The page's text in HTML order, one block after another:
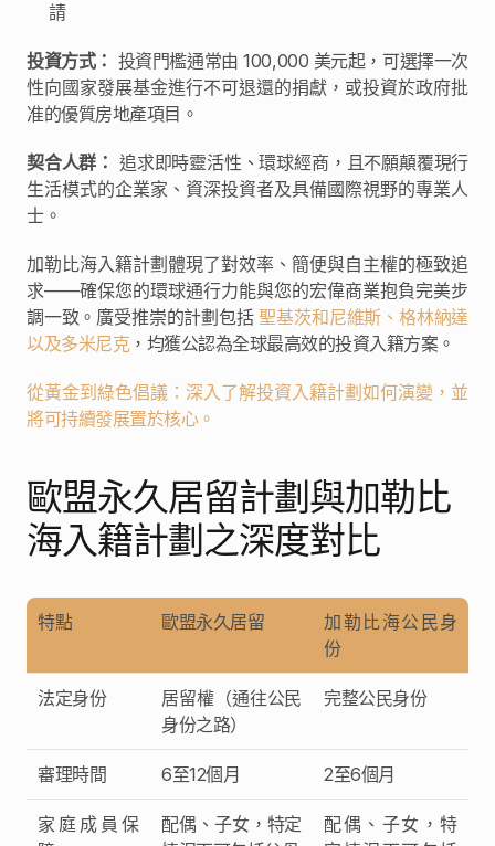
請
投資方式： 投資門檻通常由 100,000 美元起，可選擇一次
性向國家發展基金進行不可退還的捐獻，或投資於政府批
准的優質房地產項目。
契合人群： 追求即時靈活性、環球經商，且不願顛覆現行
生活模式的企業家、資深投資者及具備國際視野的專業人
士。
加勒比海入籍計劃體現了對效率、簡便與自主權的極致追
求——確保您的環球通行力能與您的宏偉商業抱負完美步
調一致。廣受推崇的計劃包括 聖基茨和尼維斯、格林納達
以及多米尼克，均獲公認為全球最高效的投資入籍方案。
從黃金到綠色倡議：深入了解投資入籍計劃如何演變，並
將可持續發展置於核心。
歐盟永久居留計劃與加勒比
海入籍計劃之深度對比
特點 歐盟永久居留
加勒比海公民身
份
法定身份
居留權（通往公民
身份之路）
完整公民身份
審理時間 6至12個月 2至6個月
家庭成員保
配偶、子女，特定
配偶、子女，特